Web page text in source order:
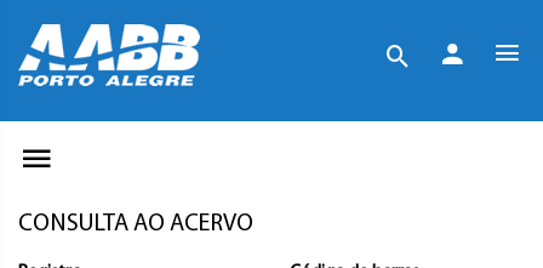
CONSULTA AO ACERVO